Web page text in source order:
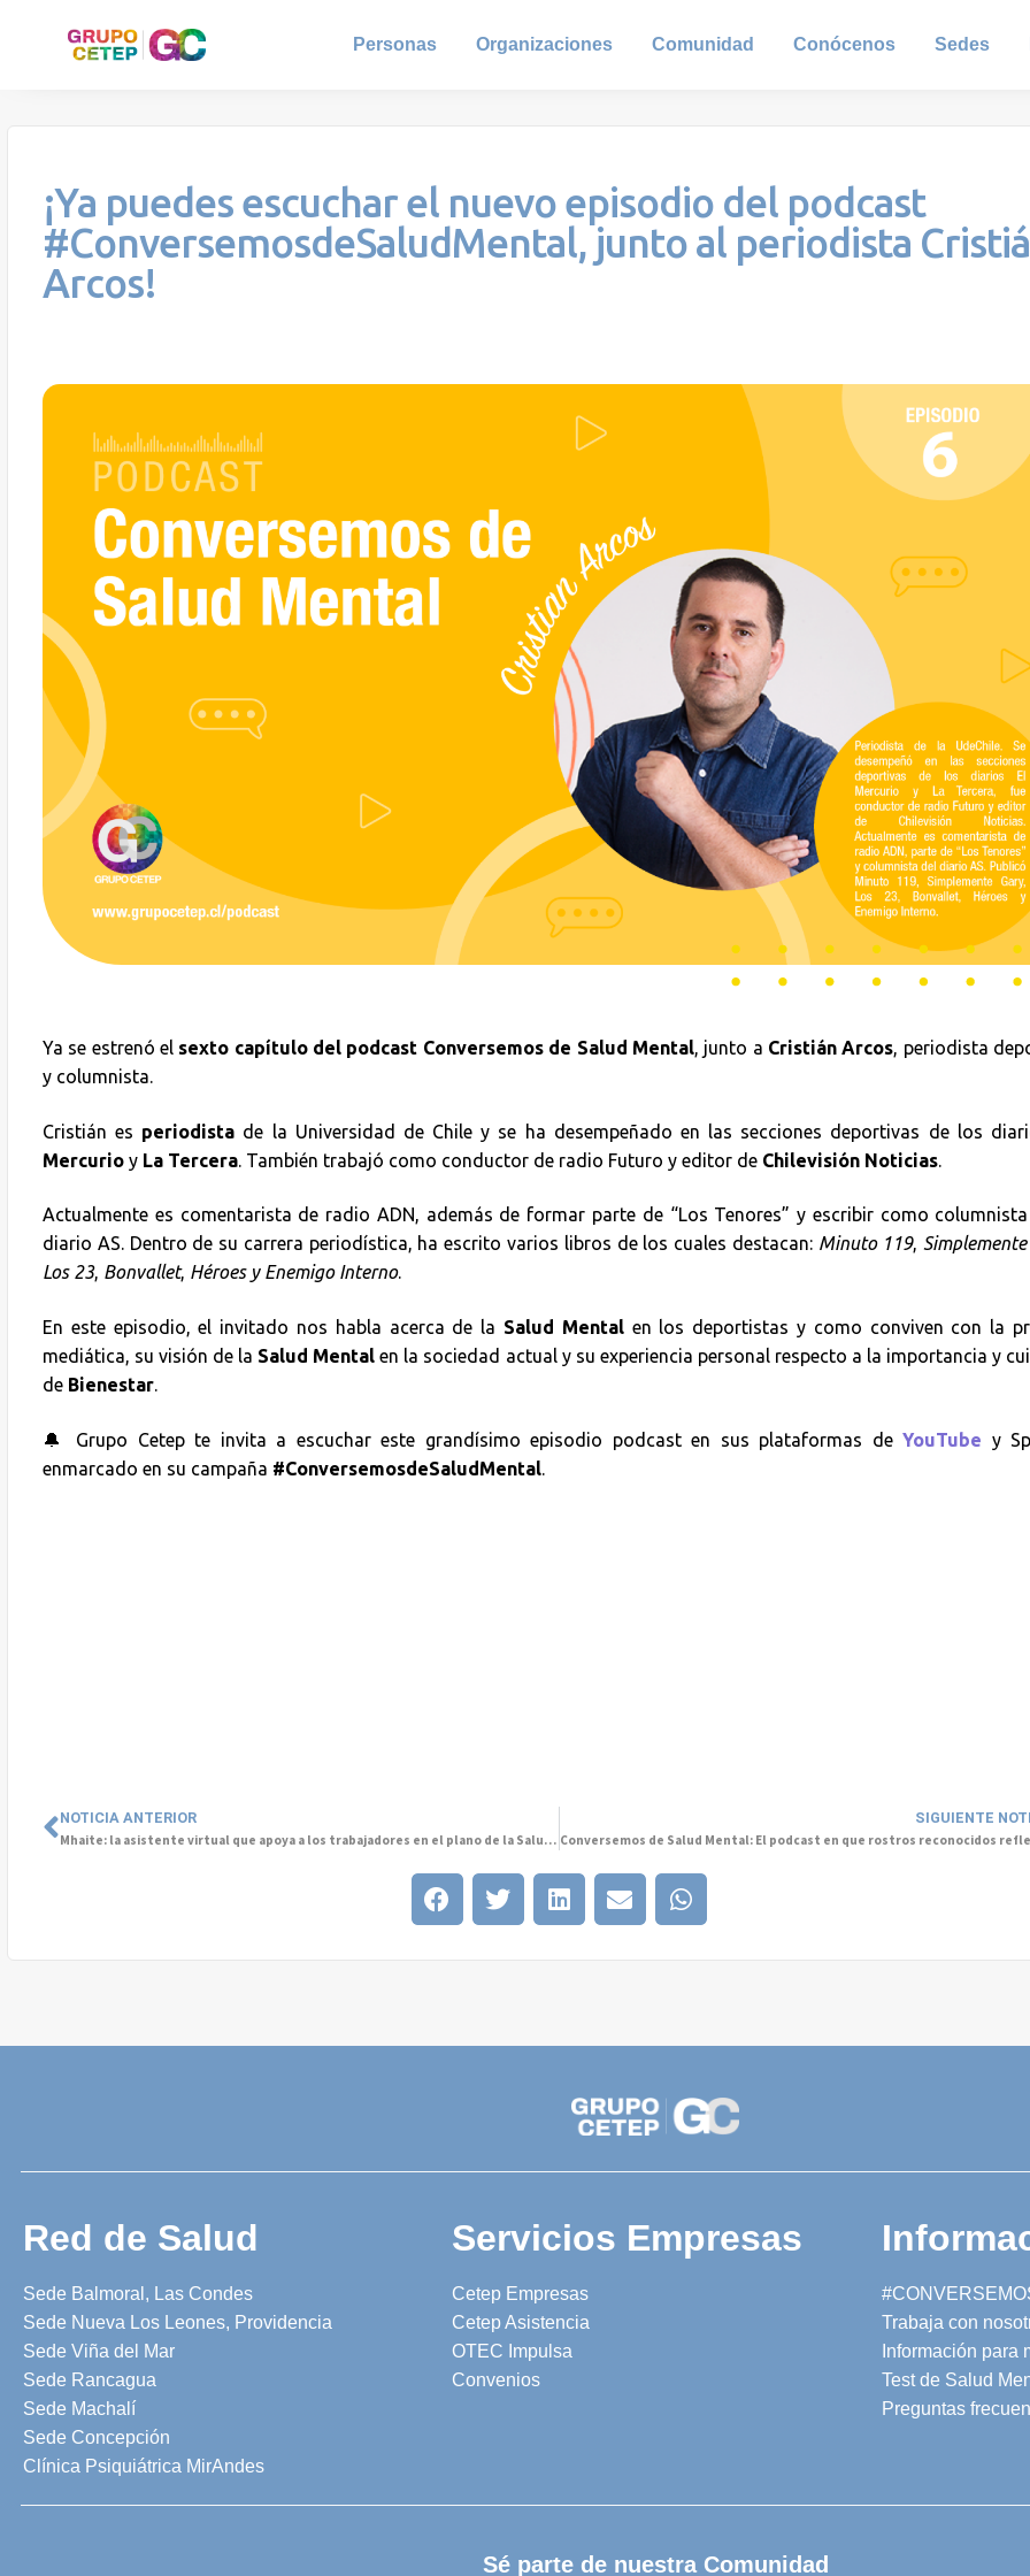
Personas Organizaciones Comunidad Conócenos Sedes
¡Ya puedes escuchar el nuevo episodio del podcast
#ConversemosdeSaludMental, junto al periodista
Arcos!
Ya se estrenó el sexto capítulo del podcast Conversemos de Salud Mental, junto a Cristián Arcos, periodista
y columnista.
Cristián es periodista de la Universidad de Chile y se ha desempeñado en las secciones deportivas de los
Mercurio y La Tercera. También trabajó como conductor de radio Futuro y editor de Chilevisión Noticias.
Actualmente es comentarista de radio ADN, además de formar parte de “Los Tenores” y escribir como
diario AS. Dentro de su carrera periodística, ha escrito varios libros de los cuales destacan: Minuto 119,
Los 23, Bonvallet, Héroes y Enemigo Interno.
En este episodio, el invitado nos habla acerca de la Salud Mentalen los deportistas y como conviven con la
mediática, su visión de la Salud Mental en la sociedad actual y su experiencia personal respecto a la importancia y
de Bienestar.
🔔 Grupo Cetep te invita a escuchar este grandísimo episodio podcast en sus plataformas de YouTube y
enmarcado en su campaña #ConversemosdeSaludMental.
NOTICIA ANTERIOR
Mhaite: la asistente virtual que apoya a los trabajadores en el plano de la Salud Mental
SIGUIENTE
Red de Salud
Sede Balmoral, Las Condes
Sede Nueva Los Leones, Providencia
Sede Viña del Mar
Sede Rancagua
Sede Machalí
Sede Concepción
Clínica Psiquiátrica MirAndes
Servicios Empresas
Cetep Empresas
Cetep Asistencia
OTEC Impulsa
Convenios
Trabaja con
Información para
Test de Salud
Preguntas
Sé parte de nuestra Comunidad